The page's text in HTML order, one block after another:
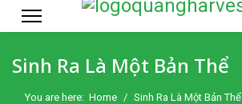
Sinh Ra Là Một Bản Thể
You are here: Home
Sinh Ra Là Một Bản Thể